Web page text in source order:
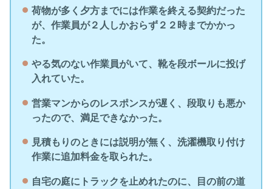
荷物が多く夕方までには作業を終える契約だった
が、作業員が２人しかおらず２２時までかかっ
た。
やる気のない作業員がいて、靴を段ボールに投げ
入れていた。
営業マンからのレスポンスが遅く、段取りも悪か
ったので、満足できなかった。
見積もりのときには説明が無く、洗濯機取り付け
作業に追加料金を取られた。
自宅の庭にトラックを止めれたのに、目の前の道